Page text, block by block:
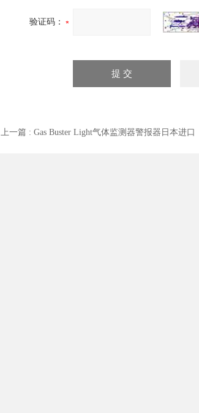
验证码：
上一篇 : Gas Buster Light气体监测器警报器日本进口